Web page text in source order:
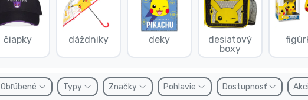
čiapky dáždniky deky
desiatový
boxy
Obľúbené Typy Značky Pohlavie Dostupnosť